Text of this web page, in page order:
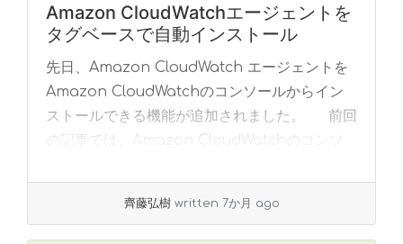
Amazon CloudWatchエージェントを
タグベースで自動インストール
先日、Amazon CloudWatch エージェントを
Amazon CloudWatchのコンソールからイン
ストールできる機能が追加されました。 前回
の記事では、Amazon CloudWatchのコンソ
齊藤弘樹 written 7か月 ago